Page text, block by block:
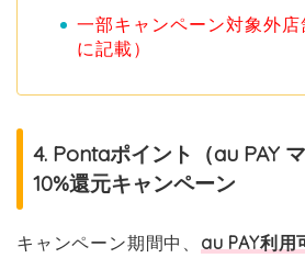
一部キャンペーン対象外
に記載）
4. Pontaポイント（au PAY
10%還元キャンペーン
キャンペーン期間中、 au PAY利